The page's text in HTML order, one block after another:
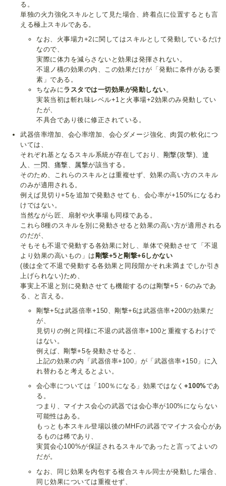
る。
単独の火力強化スキルとして見た場合、終着点に位置するとも言
える極上スキルである。
なお、火事場力+2に関してはスキルとして発動しているだけ
なので、
実際に体力を減らさないと効果は発揮されない。
不退ノ構の効果の内、この効果だけが「発動に条件がある要
素」である。
ちなみにラスタでは一切効果が発動しない。
実装当初は斬れ味レベル+1と火事場+2効果のみ発動してい
たが、
不具合であり後に修正されている。
武器倍率増加、会心率増加、会心ダメージ強化、肉質の軟化につ
いては、
それぞれ基となるスキル系統が存在しており、 剛撃(攻撃)、 達
人 、一閃 、 痛撃、 属撃が該当する。
そのため、これらのスキルとは重複せず、効果の高い方のスキル
のみが適用される。
例えば見切り+5を追加で発動させても、会心率が+150%になるわ
けではない。
当然ながら匠、扇射や火事場も同様である。
これら8種のスキルを別に発動させると効果の高い方が適用される
のだが、
そもそも不退で発動する各効果に対し、単体で発動させて「不退
より効果の高いもの」は 剛撃+5と剛撃+6しかない
(後は全て不退で発動する各効果と同段階かそれ未満までしか引き
上げられない)ため、
事実上不退と別に発動させても機能するのは剛撃+5・6のみであ
る、と言える。
剛撃+5は武器倍率+150、剛撃+6は武器倍率+200の効果だ
が、
見切りの例と同様に不退の武器倍率+100と重複するわけで
はない。
例えば、剛撃+5を発動させると、
上記の効果の内「武器倍率+100」が「武器倍率+150」に入
れ替わると考えるとよい。
会心率については「100％になる」効果ではなく +100%であ
る。
つまり、マイナス会心の武器では会心率が100%にならない
可能性はある。
もっとも本スキル登場以後のMHFの武器でマイナス会心があ
るものは稀であり、
実質会心100%が保証されるスキルであったと言ってよいの
だが。
なお、同じ効果を内包する複合スキル同士が発動した場合、
同じ効果については重複せず、